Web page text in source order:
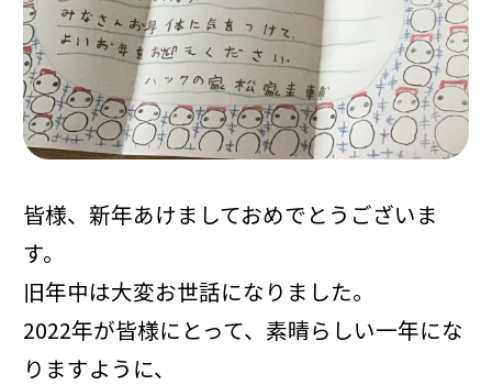
皆様、新年あけましておめでとうございま
す。
旧年中は大変お世話になりました。
2022年が皆様にとって、素晴らしい一年にな
りますように、